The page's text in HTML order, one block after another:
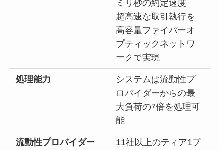
ミリ秒の約定速度
超高速な取引執行を
高容量ファイバーオ
プティックネットワ
ークで実現
処理能力
システムは流動性プ
ロバイダーからの最
大負荷の7倍を処理可
能
流動性プロバイダー
11社以上のティア1プ